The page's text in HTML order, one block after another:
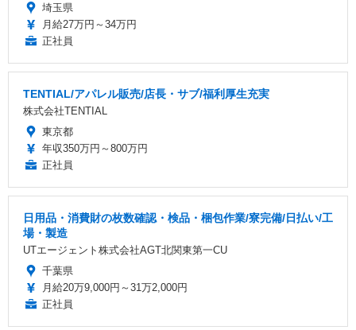
埼玉県
月給27万円～34万円
正社員
TENTIAL/アパレル販売/店長・サブ/福利厚生充実
株式会社TENTIAL
東京都
年収350万円～800万円
正社員
日用品・消費財の枚数確認・検品・梱包作業/寮完備/日払い/工
場・製造
UTエージェント株式会社AGT北関東第一CU
千葉県
月給20万9,000円～31万2,000円
正社員